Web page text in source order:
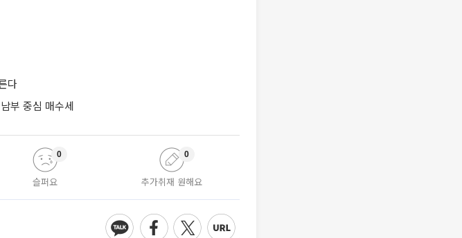
다
부 중심 매수세
슬퍼요
0
추가취재 원해요
0